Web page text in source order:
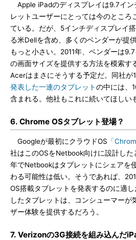
Apple iPadのディスプレイは9.7イン
レットユーザーにとっては今のところ
ている。だが、5インチディスプレイ
る米Dellを含め、多くのベンダーが提
もっと小さい。2011年、ベンダーは
の画面サイズを提供する方法を模索す
Acerはまさにそうする予定だ。同社が
発表した一連のタブレットの中には、
含まれる。他社もこれに続いてほしい
6. Chrome OSタブレット登場？
Googleが最初にクラウドOS 「
社はこのOSをNetbook向けに設計した
年でNetbookはタブレットにシェアを
わる可能性は低い。そうであれば、
OS搭載タブレットを発表するのに適
したタブレットは、コンシューマーが
ザー体験を提供するだろう。
7. Verizonの3G接続を組み込んだ